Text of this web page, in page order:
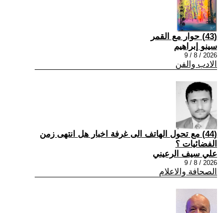
(43) حوار مع القمر
سينو إبراهيم
2026 / 8 / 9
الادب والفن
(44) مع تحول الهاتف الى غرفة اخبار هل انتهى زمن
الفضائيات ؟
علي سيف الرعيني
2026 / 8 / 9
الصحافة والاعلام